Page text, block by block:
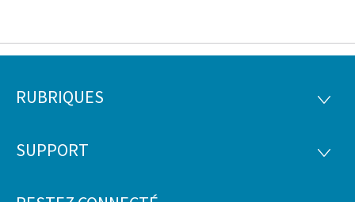
Pied
page
RUBRIQUES
SUPPORT